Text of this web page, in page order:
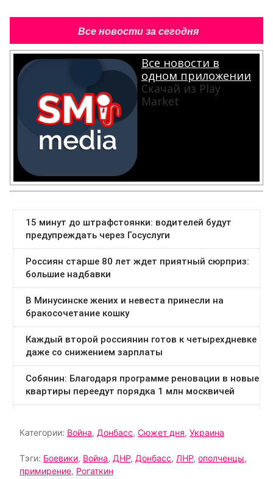
Все новости за сегодня
Все новости в
одном приложении
Скачай из Play
Market
Категории: Война, Донбасс, Сюжет дня, Украина
Тэги: Боевики, Война, ДНР, Донбасс, ЛНР, ополченцы,
примирение, Рогаткин